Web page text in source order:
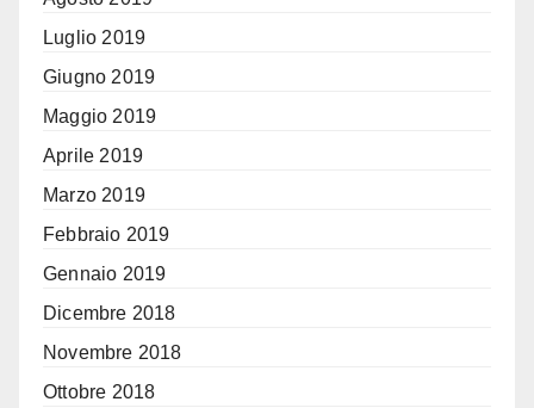
Luglio 2019
Giugno 2019
Maggio 2019
Aprile 2019
Marzo 2019
Febbraio 2019
Gennaio 2019
Dicembre 2018
Novembre 2018
Ottobre 2018